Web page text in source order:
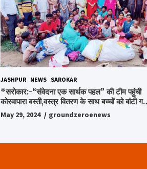
JASHPUR NEWS SAROKAR
*सरोकार:-“संवेदना एक सार्थक पहल” की टीम पहुंची
कोरवापारा बस्ती,वस्त्र वितरण के साथ बच्चों को बांटी गई
चॉकलेट, स्टेशनरी और बिस्किट,अपनों के बीच अपनों को
पाकर भाव विभोर हुए लोग,संवेदना समूह के संस्थापक
May 29, 2024 groundzeroenews